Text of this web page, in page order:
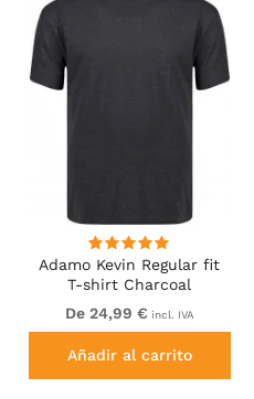
Adamo Kevin Regular fit
T-shirt Charcoal
De 24,99 € incl. IVA
Añadir al carrito